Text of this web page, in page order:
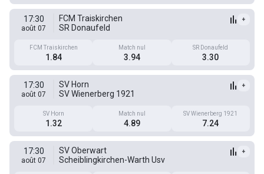
17:30
août 07
FCM Traiskirchen
SR Donaufeld
+
FCM Traiskirchen
1.84
Match nul
3.94
SR Donaufeld
3.30
17:30
août 07
SV Horn
SV Wienerberg 1921
+
SV Horn
1.32
Match nul
4.89
SV Wienerberg 1921
7.24
17:30
août 07
SV Oberwart
Scheiblingkirchen-Warth Usv
+